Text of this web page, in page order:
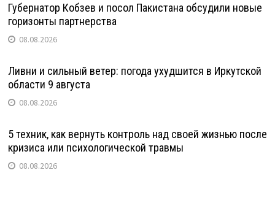
Губернатор Кобзев и посол Пакистана обсудили новые
горизонты партнерства
08.08.2026
Ливни и сильный ветер: погода ухудшится в Иркутской
области 9 августа
08.08.2026
5 техник, как вернуть контроль над своей жизнью после
кризиса или психологической травмы
08.08.2026